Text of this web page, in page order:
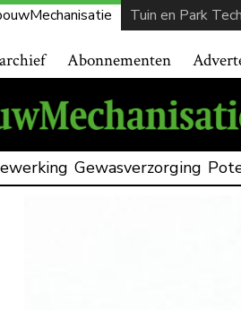
Tuin en Park
Abonnementen
Gewasverzorging